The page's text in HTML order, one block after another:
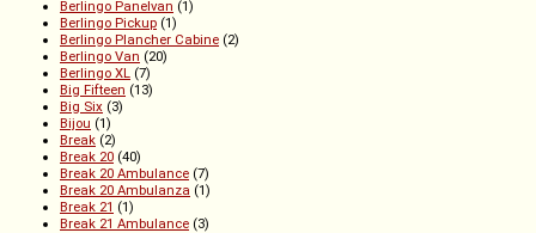
Berlingo Panelvan (1)
Berlingo Pickup (1)
Berlingo Plancher Cabine (2)
Berlingo Van (20)
Berlingo XL (7)
Big Fifteen (13)
Big Six (3)
Bijou (1)
Break (2)
Break 20 (40)
Break 20 Ambulance (7)
Break 20 Ambulanza (1)
Break 21 (1)
Break 21 Ambulance (3)